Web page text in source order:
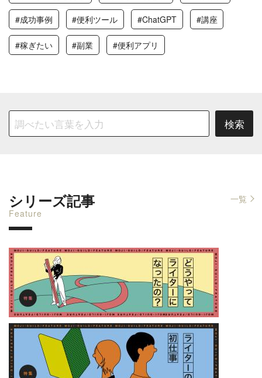
#成功事例 #便利ツール #ChatGPT #講座
#稼ぎたい #副業 #便利アプリ
シリーズ記事
Feature
一覧